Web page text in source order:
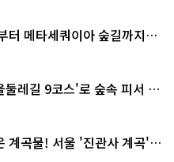
터 메타세쿼이아 숲길까지…
레길 9코스'로 숲속 피서 떠
계곡물! 서울 '진관사 계곡'이